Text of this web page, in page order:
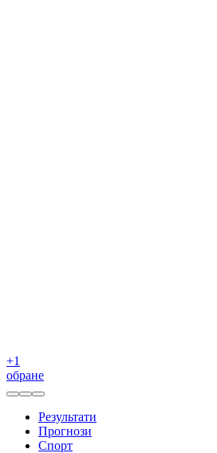
+1
обране
Результати
Прогнози
Спорт